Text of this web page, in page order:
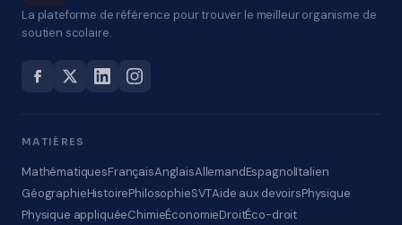
La plateforme de référence pour trouver le meilleur organisme de
soutien scolaire.
MATIÈRES
MathématiquesFrançaisAnglaisAllemandEspagnolItalien
GéographieHistoirePhilosophieSVTAide aux devoirsPhysique
Physique appliquéeChimieÉconomieDroitÉco-droit